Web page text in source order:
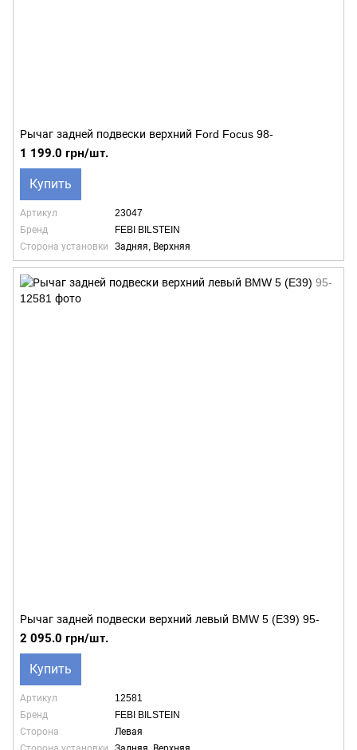
Рычаг задней подвески верхний Ford Focus 98-
1 199.0 грн/шт.
Купить
Артикул
23047
Бренд
FEBI BILSTEIN
Сторона установки
Задняя, Верхняя
Рычаг задней подвески верхний левый BMW 5 (E39) 95-
2 095.0 грн/шт.
Купить
Артикул
12581
Бренд
FEBI BILSTEIN
Сторона
Левая